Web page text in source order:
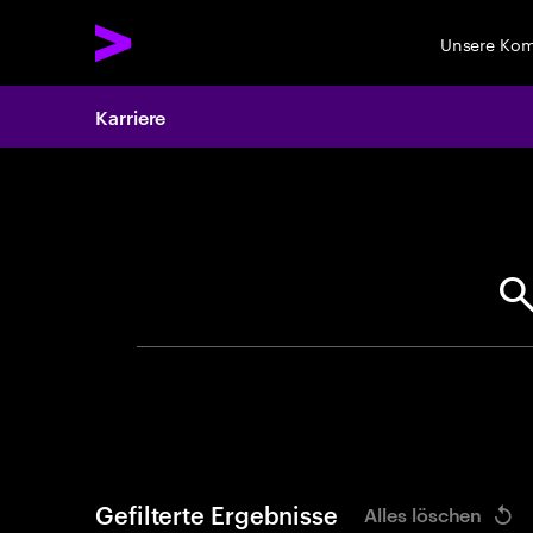
Unsere
Karriere
Gefilterte Ergebnisse Alles löschen